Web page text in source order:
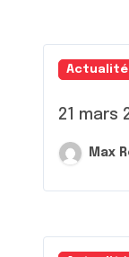
21 mars
Max